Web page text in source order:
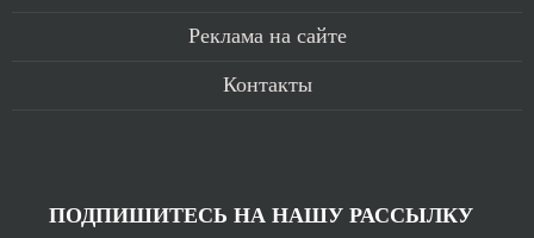
Реклама на сайте
Контакты
ПОДПИШИТЕСЬ НА НАШУ РАССЫЛКУ